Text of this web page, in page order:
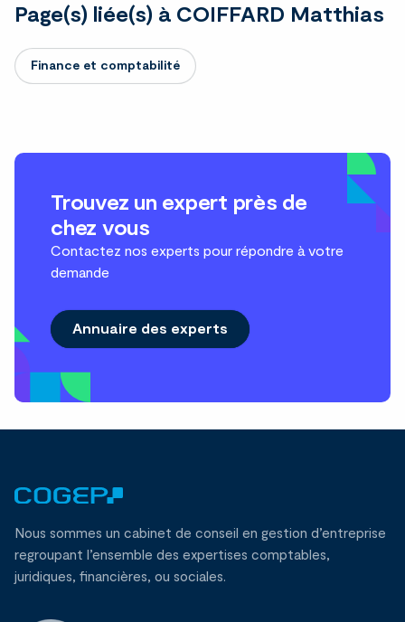
Page(s) liée(s) à COIFFARD Matthias
Finance et comptabilité
Trouvez un expert près de
chez vous
Contactez nos experts pour répondre à votre
demande
Annuaire des experts
Nous sommes un cabinet de conseil en gestion d’entreprise
regroupant l’ensemble des expertises comptables,
juridiques, financières, ou sociales.